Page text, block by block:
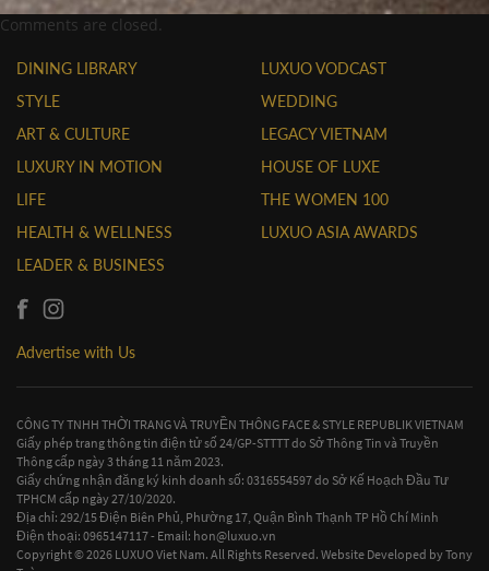
Comments are closed.
DINING LIBRARY
STYLE
ART & CULTURE
LUXURY IN MOTION
LIFE
HEALTH & WELLNESS
LEADER & BUSINESS
LUXUO VODCAST
WEDDING
LEGACY VIETNAM
HOUSE OF LUXE
THE WOMEN 100
LUXUO ASIA AWARDS
Advertise with Us
CÔNG TY TNHH THỜI TRANG VÀ TRUYỀN THÔNG FACE & STYLE REPUBLIK VIETNAM
Giấy phép trang thông tin điện tử số 24/GP-STTTT do Sở Thông Tin và Truyền
Thông cấp ngày 3 tháng 11 năm 2023.
Giấy chứng nhận đăng ký kinh doanh số: 0316554597 do Sở Kế Hoạch Đầu Tư
TPHCM cấp ngày 27/10/2020.
Địa chỉ: 292/15 Điện Biên Phủ, Phường 17, Quận Bình Thạnh TP Hồ Chí Minh
Điện thoại: 0965147117 - Email: hon@luxuo.vn
Copyright © 2026 LUXUO Viet Nam. All Rights Reserved. Website Developed byTony